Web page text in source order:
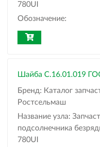
780UI
Обозначение:
Шайба С.16.01.019
Бренд: Каталог
Ростсельмаш
Название узла:
подсолнечника
780UI